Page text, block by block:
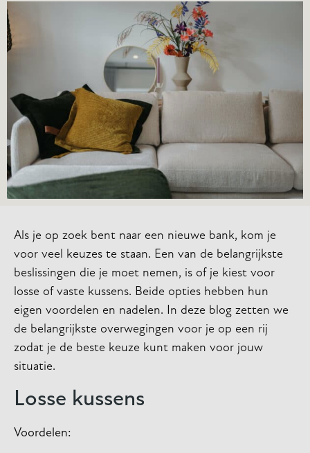
Als je op zoek bent naar een nieuwe bank, kom je
voor veel keuzes te staan. Een van de belangrijkste
beslissingen die je moet nemen, is of je kiest voor
losse of vaste kussens. Beide opties hebben hun
eigen voordelen en nadelen. In deze blog zetten we
de belangrijkste overwegingen voor je op een rij
zodat je de beste keuze kunt maken voor jouw
situatie.
Losse kussens
Voordelen: